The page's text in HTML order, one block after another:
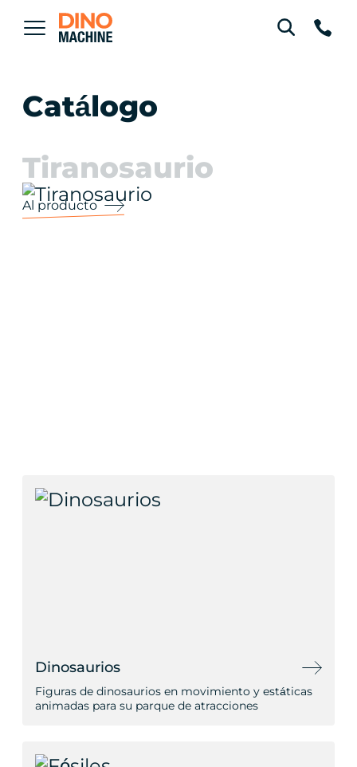
Catálogo
Tiranosaurio
Al producto
Dinosaurios
Figuras de dinosaurios en movimiento y estáticas
animadas para su parque de atracciones